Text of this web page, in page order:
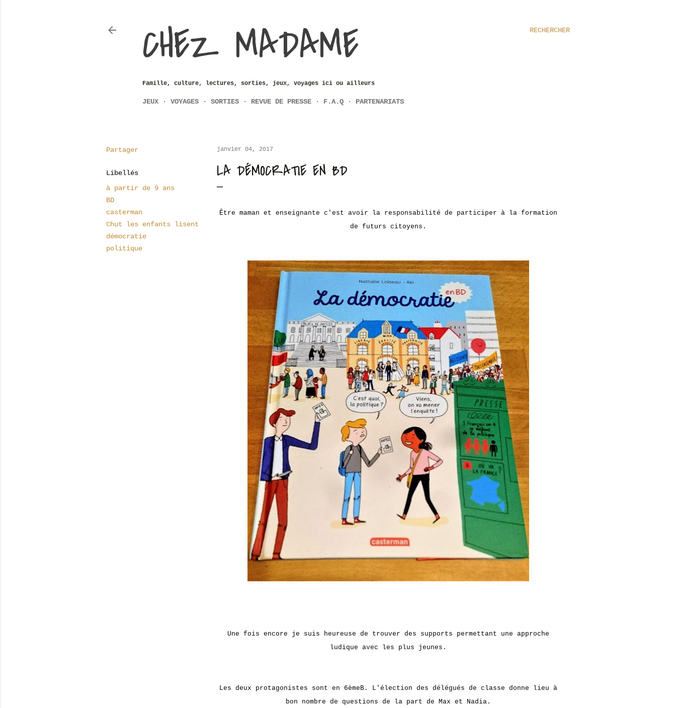
RECHERCHER
CHEZ MADAME
Famille, culture, lectures, sorties, jeux, voyages ici ou ailleurs
JEUX VOYAGES SORTIES REVUE DE PRESSE F.A.Q PARTENARIATS
Partager
Libellés
à partir de 9 ans
BD
casterman
Chut les enfants lisent
démocratie
politique
janvier 04, 2017
LA DÉMOCRATIE EN BD
Être maman et enseignante c'est avoir la responsabilité de participer à la formation
de futurs citoyens.
Une fois encore je suis heureuse de trouver des supports permettant une approche
ludique avec les plus jeunes.
Les deux protagonistes sont en 6èmeB. L'élection des délégués de classe donne lieu à
bon nombre de questions de la part de Max et Nadia.